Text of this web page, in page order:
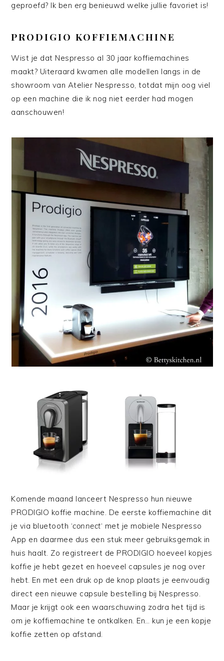
geproefd? Ik ben erg benieuwd welke jullie favoriet is!
PRODIGIO KOFFIEMACHINE
Wist je dat Nespresso al 30 jaar koffiemachines
maakt? Uiteraard kwamen alle modellen langs in de
showroom van Atelier Nespresso, totdat mijn oog viel
op een machine die ik nog niet eerder had mogen
aanschouwen!
Komende maand lanceert Nespresso hun nieuwe
PRODIGIO koffie machine. De eerste koffiemachine dit
je via bluetooth ‘connect‘ met je mobiele Nespresso
App en daarmee dus een stuk meer gebruiksgemak in
huis haalt. Zo registreert de PRODIGIO hoeveel kopjes
koffie je hebt gezet en hoeveel capsules je nog over
hebt. En met een druk op de knop plaats je eenvoudig
direct een nieuwe capsule bestelling bij Nespresso.
Maar je krijgt ook een waarschuwing zodra het tijd is
om je koffiemachine te ontkalken. En… kun je een kopje
koffie zetten op afstand.